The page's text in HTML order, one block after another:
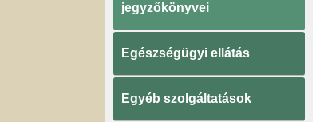
jegyzőkönyvei
Egészségügyi ellátás
Egyéb szolgáltatások